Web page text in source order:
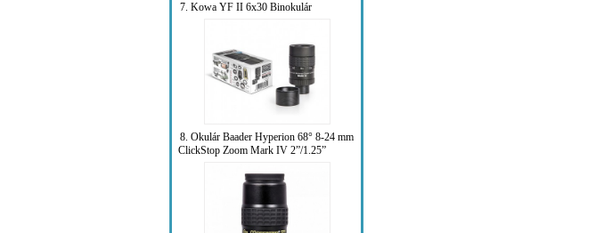
7. Kowa YF II 6x30 Binokulár
8. Okulár Baader Hyperion 68° 8-24 mm
ClickStop Zoom Mark IV 2”/1.25”